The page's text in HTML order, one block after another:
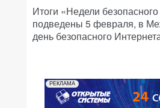
Итоги «Недели
подведены 5 февраля, в
день безопасного
РЕКЛАМА